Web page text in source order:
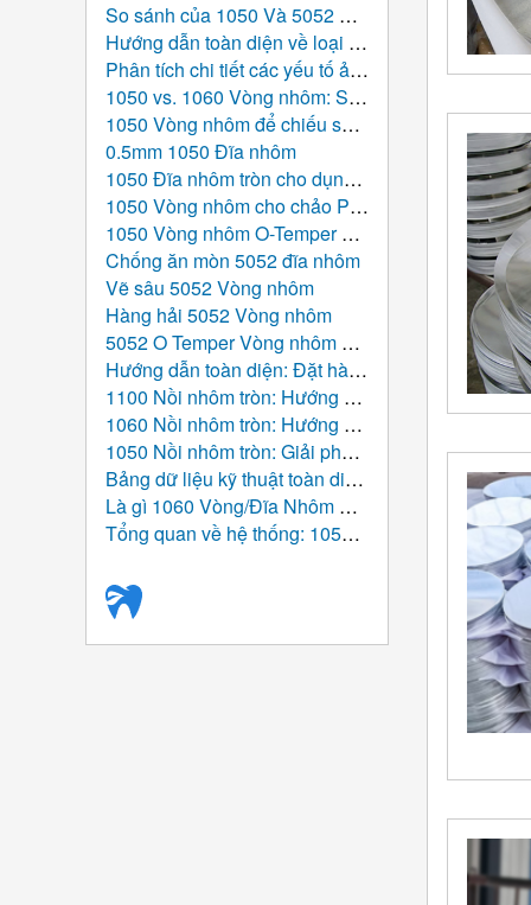
So sánh của 1050 Và 5052 Đĩa nhôm: Cái nào phù hợp hơn cho dự án sản xuất của bạn?
Hướng dẫn toàn diện về loại bỏ gờ và kiểm soát độ hoàn thiện bề mặt cho 1050 Đĩa nhôm đóng dấu
Phân tích chi tiết các yếu tố ảnh hưởng đến giá nhôm tròn: Điều gì quyết định chi phí?
1050 vs. 1060 Vòng nhôm: So sánh chuyên sâu, Thông số hiệu suất, và Hướng dẫn tuyển chọn
1050 Vòng nhôm để chiếu sáng phản chiếu
0.5mm 1050 Đĩa nhôm
1050 Đĩa nhôm tròn cho dụng cụ nấu ăn cảm ứng
1050 Vòng nhôm cho chảo Pizza
1050 Vòng nhôm O-Temper 0,8mm
Chống ăn mòn 5052 đĩa nhôm
Vẽ sâu 5052 Vòng nhôm
Hàng hải 5052 Vòng nhôm
5052 O Temper Vòng nhôm 1,2mm cho chậu
Hướng dẫn toàn diện: Đặt hàng theo yêu cầu Đĩa nhôm cán nóng
1100 Nồi nhôm tròn: Hướng dẫn cơ bản từ cấu trúc nguyên tử đến bảng toàn cầu
1060 Nồi nhôm tròn: Hướng dẫn cơ bản về hiệu suất, Chế tạo, và Ứng dụng
1050 Nồi nhôm tròn: Giải pháp nhôm có độ tinh khiết cao cho sản xuất đồ dùng nhà bếp hiện đại
Bảng dữ liệu kỹ thuật toàn diện: 1050 Vòng nhôm
Là gì 1060 Vòng/Đĩa Nhôm Dùng Cho?
Tổng quan về hệ thống: 1050 Vòng/đĩa nhôm (Nhôm tròn trống)